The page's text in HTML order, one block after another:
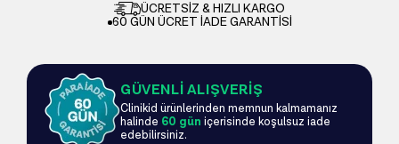
ÜCRETSİZ & HIZLI KARGO
60 GÜN ÜCRET İADE GARANTİSİ
GÜVENLİ ALIŞVERİŞ
Clinikid ürünlerinden memnun kalmamanız
halinde 60 gün içerisinde koşulsuz iade
edebilirsiniz.